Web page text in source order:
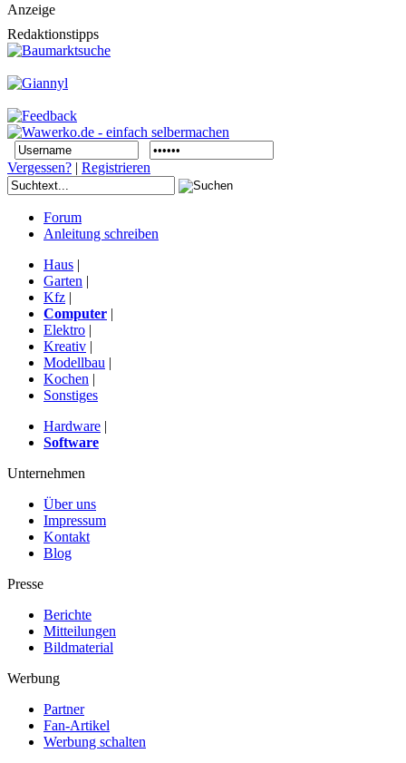
Anzeige
Redaktionstipps
Vergessen? | Registrieren
Forum
Anleitung schreiben
Haus |
Garten |
Kfz |
Computer |
Elektro |
Kreativ |
Modellbau |
Kochen |
Sonstiges
Hardware |
Software
Unternehmen
Über uns
Impressum
Kontakt
Blog
Presse
Berichte
Mitteilungen
Bildmaterial
Werbung
Partner
Fan-Artikel
Werbung schalten